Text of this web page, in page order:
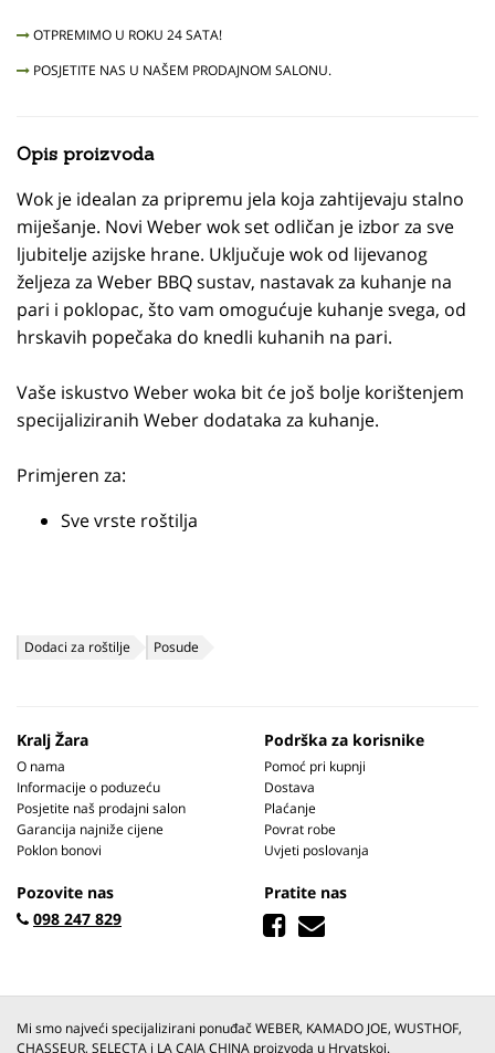
OTPREMIMO U ROKU 24 SATA!
POSJETITE NAS U NAŠEM PRODAJNOM SALONU.
Opis proizvoda
Wok je idealan za pripremu jela koja zahtijevaju stalno
miješanje. Novi Weber wok set odličan je izbor za sve
ljubitelje azijske hrane. Uključuje wok od lijevanog
željeza za Weber BBQ sustav, nastavak za kuhanje na
pari i poklopac, što vam omogućuje kuhanje svega, od
hrskavih popečaka do knedli kuhanih na pari.
Vaše iskustvo Weber woka bit će još bolje korištenjem
specijaliziranih Weber dodataka za kuhanje.
Primjeren za:
Sve vrste roštilja
Dodaci za roštilje Posude
Kralj Žara
O nama
Informacije o poduzeću
Posjetite naš prodajni salon
Garancija najniže cijene
Poklon bonovi
Podrška za korisnike
Pomoć pri kupnji
Dostava
Plaćanje
Povrat robe
Uvjeti poslovanja
Pozovite nas
098 247 829
Pratite nas
Mi smo najveći specijalizirani ponuđač WEBER, KAMADO JOE, WUSTHOF,
CHASSEUR, SELECTA i LA CAJA CHINA proizvoda u Hrvatskoj.